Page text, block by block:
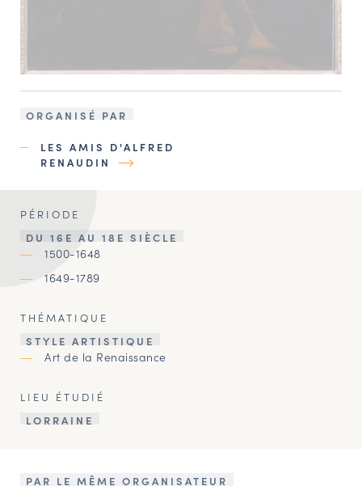
ORGANISÉ PAR
LES AMIS D'ALFRED
RENAUDIN
PÉRIODE
DU 16E AU 18E SIÈCLE
1500-1648
1649-1789
THÉMATIQUE
STYLE ARTISTIQUE
Art de la Renaissance
LIEU ÉTUDIÉ
LORRAINE
PAR LE MÊME ORGANISATEUR